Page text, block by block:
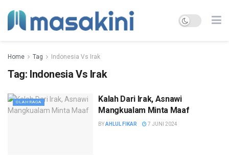
Home Tag Indonesia Vs Irak
Tag: Indonesia Vs Irak
OLAHRAGA
Kalah Dari Irak, Asnawi
Mangkualam Minta Maaf
BYAHLUL FIKAR 7 JUNI 2024